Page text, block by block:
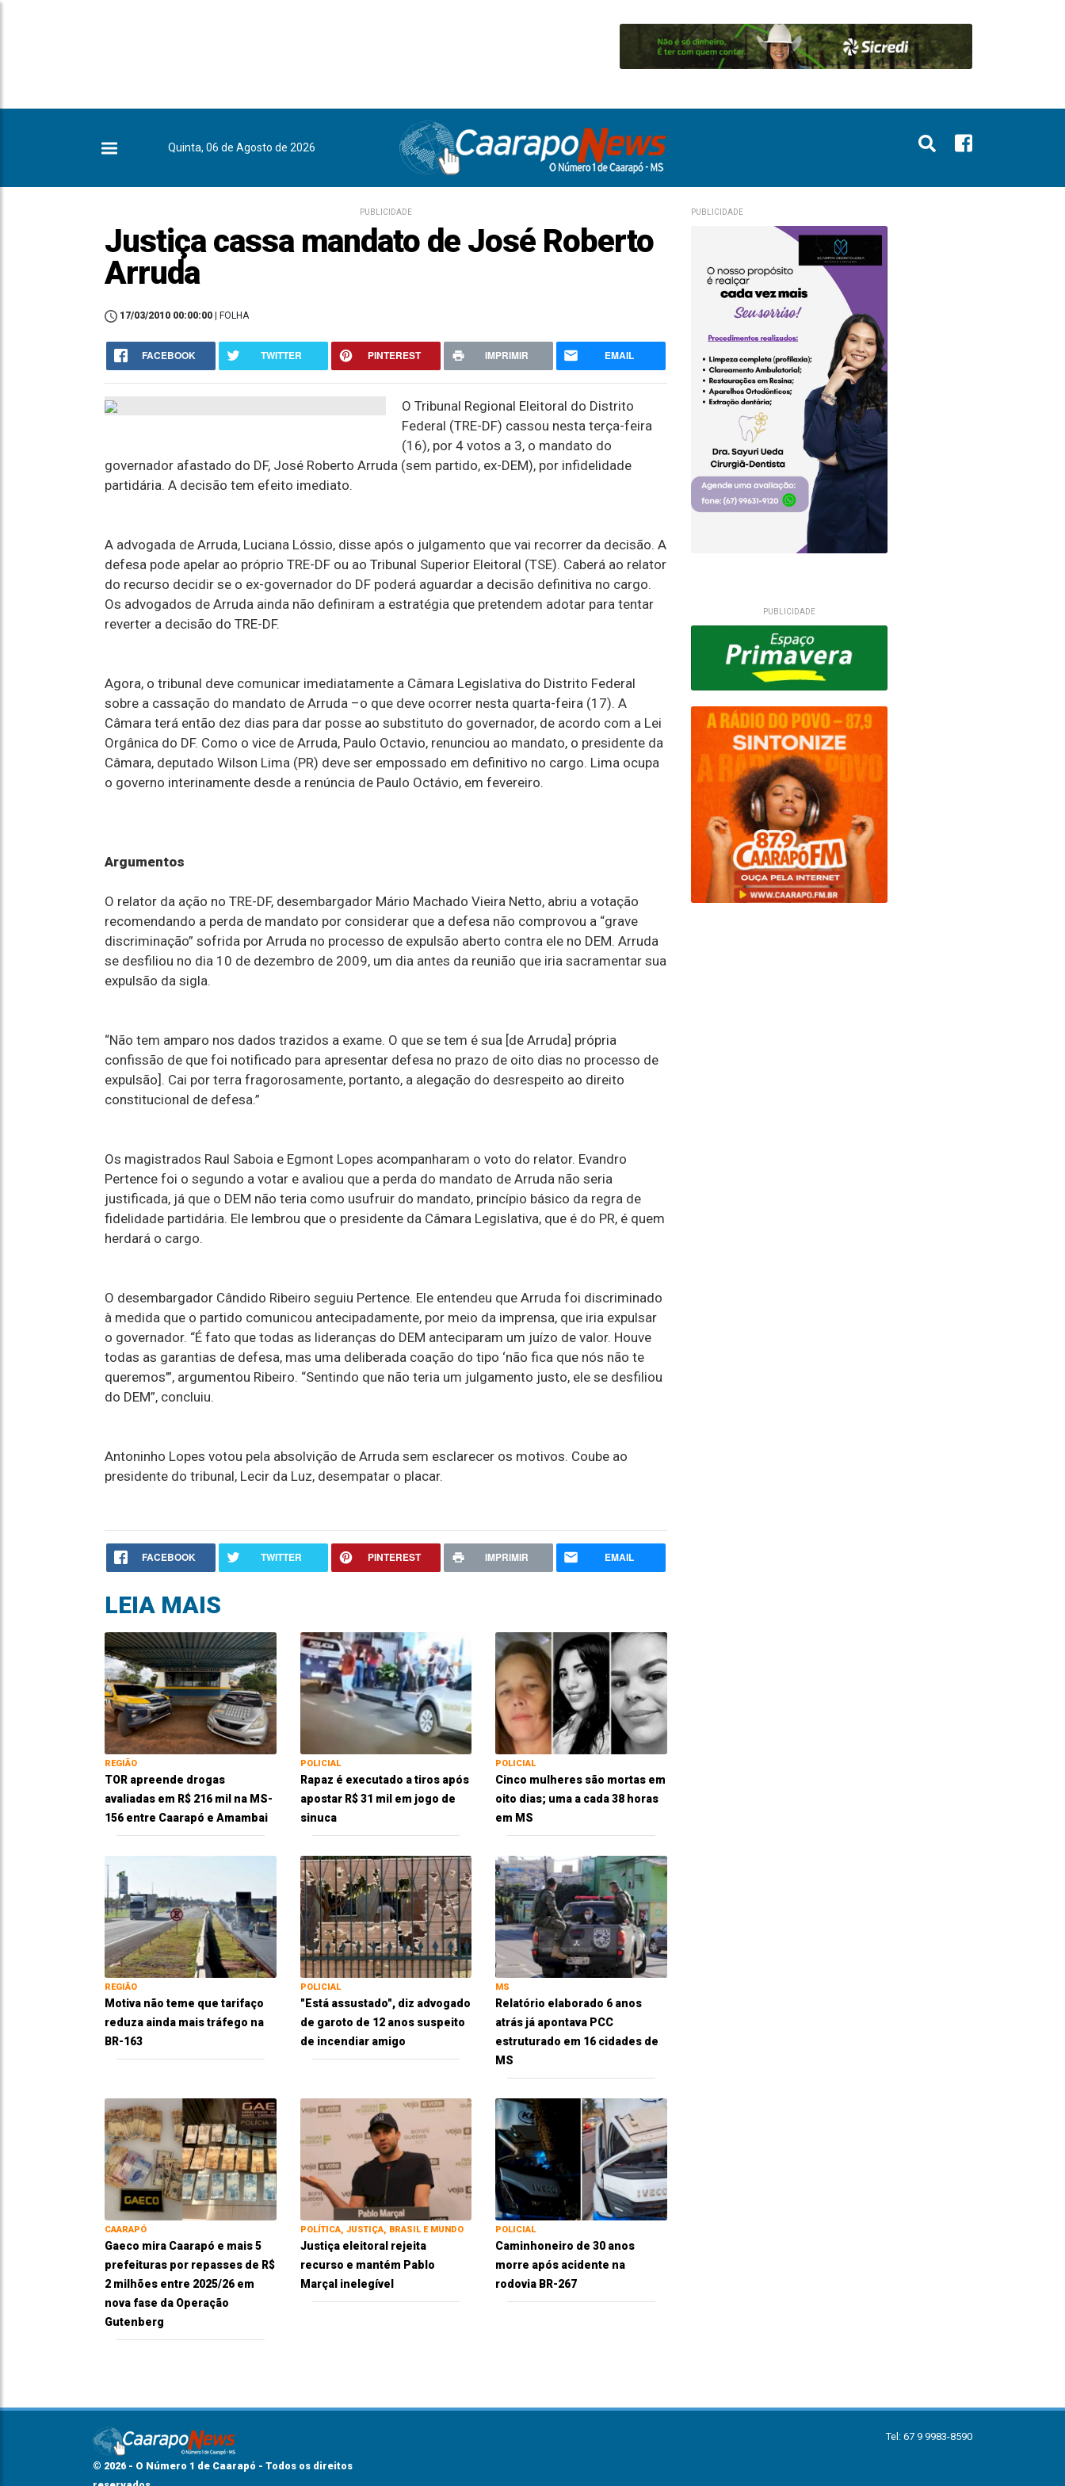
Quinta, 06 de Agosto de 2026
PUBLICIDADE
Justiça cassa mandato de José Roberto
Arruda
17/03/2010 00:00:00 | FOLHA
FACEBOOK TWITTER PINTEREST IMPRIMIR EMAIL
O Tribunal Regional Eleitoral do Distrito
Federal (TRE-DF) cassou nesta terça-feira
(16), por 4 votos a 3, o mandato do
governador afastado do DF, José Roberto Arruda (sem partido, ex-DEM), por infidelidade
partidária. A decisão tem efeito imediato.
A advogada de Arruda, Luciana Lóssio, disse após o julgamento que vai recorrer da decisão. A
defesa pode apelar ao próprio TRE-DF ou ao Tribunal Superior Eleitoral (TSE). Caberá ao relator
do recurso decidir se o ex-governador do DF poderá aguardar a decisão definitiva no cargo.
Os advogados de Arruda ainda não definiram a estratégia que pretendem adotar para tentar
reverter a decisão do TRE-DF.
Agora, o tribunal deve comunicar imediatamente a Câmara Legislativa do Distrito Federal
sobre a cassação do mandato de Arruda –o que deve ocorrer nesta quarta-feira (17). A
Câmara terá então dez dias para dar posse ao substituto do governador, de acordo com a Lei
Orgânica do DF. Como o vice de Arruda, Paulo Octavio, renunciou ao mandato, o presidente da
Câmara, deputado Wilson Lima (PR) deve ser empossado em definitivo no cargo. Lima ocupa
o governo interinamente desde a renúncia de Paulo Octávio, em fevereiro.
Argumentos
O relator da ação no TRE-DF, desembargador Mário Machado Vieira Netto, abriu a votação
recomendando a perda de mandato por considerar que a defesa não comprovou a “grave
discriminação” sofrida por Arruda no processo de expulsão aberto contra ele no DEM. Arruda
se desfiliou no dia 10 de dezembro de 2009, um dia antes da reunião que iria sacramentar sua
expulsão da sigla.
“Não tem amparo nos dados trazidos a exame. O que se tem é sua [de Arruda] própria
confissão de que foi notificado para apresentar defesa no prazo de oito dias no processo de
expulsão]. Cai por terra fragorosamente, portanto, a alegação do desrespeito ao direito
constitucional de defesa.”
Os magistrados Raul Saboia e Egmont Lopes acompanharam o voto do relator. Evandro
Pertence foi o segundo a votar e avaliou que a perda do mandato de Arruda não seria
justificada, já que o DEM não teria como usufruir do mandato, princípio básico da regra de
fidelidade partidária. Ele lembrou que o presidente da Câmara Legislativa, que é do PR, é quem
herdará o cargo.
O desembargador Cândido Ribeiro seguiu Pertence. Ele entendeu que Arruda foi discriminado
à medida que o partido comunicou antecipadamente, por meio da imprensa, que iria expulsar
o governador. “É fato que todas as lideranças do DEM anteciparam um juízo de valor. Houve
todas as garantias de defesa, mas uma deliberada coação do tipo ‘não fica que nós não te
queremos’”, argumentou Ribeiro. “Sentindo que não teria um julgamento justo, ele se desfiliou
do DEM”, concluiu.
Antoninho Lopes votou pela absolvição de Arruda sem esclarecer os motivos. Coube ao
presidente do tribunal, Lecir da Luz, desempatar o placar.
FACEBOOK TWITTER PINTEREST IMPRIMIR EMAIL
LEIA MAIS
REGIÃO
TOR apreende drogas
avaliadas em R$ 216 mil na MS-
156 entre Caarapó e Amambai
POLICIAL
Rapaz é executado a tiros após
apostar R$ 31 mil em jogo de
sinuca
POLICIAL
Cinco mulheres são mortas em
oito dias; uma a cada 38 horas
em MS
REGIÃO
Motiva não teme que tarifaço
reduza ainda mais tráfego na
BR-163
POLICIAL
"Está assustado", diz advogado
de garoto de 12 anos suspeito
de incendiar amigo
MS
Relatório elaborado 6 anos
atrás já apontava PCC
estruturado em 16 cidades de
MS
CAARAPÓ
Gaeco mira Caarapó e mais 5
prefeituras por repasses de R$
2 milhões entre 2025/26 em
nova fase da Operação
Gutenberg
POLÍTICA, JUSTIÇA, BRASIL E MUNDO
Justiça eleitoral rejeita
recurso e mantém Pablo
Marçal inelegível
POLICIAL
Caminhoneiro de 30 anos
morre após acidente na
rodovia BR-267
PUBLICIDADE
PUBLICIDADE
© 2026 - O Número 1 de Caarapó - Todos os direitos
Tel: 67 9 9983-8590